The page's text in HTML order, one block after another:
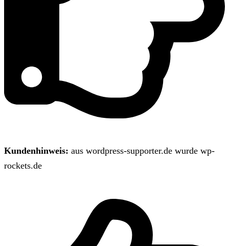
Kundenhinweis: aus wordpress-supporter.de wurde wp-
rockets.de